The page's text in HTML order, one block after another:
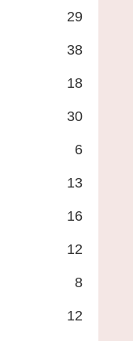
29
38
18
30
6
13
16
12
8
12